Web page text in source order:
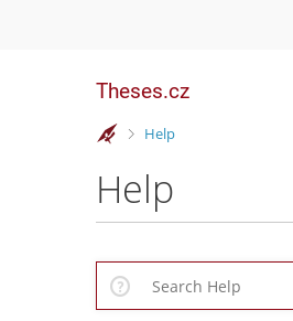
Theses.cz
>Help
Help